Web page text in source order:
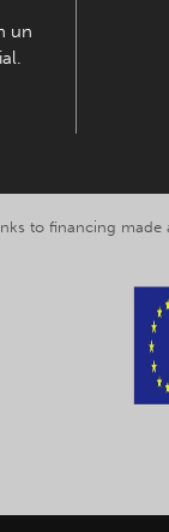
un
to financing